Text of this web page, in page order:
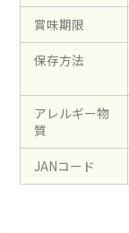
賞味期限
保存方法
アレルギー物
質
JANコード